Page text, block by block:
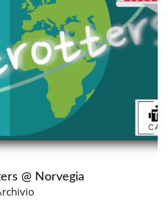
@ Norvegia